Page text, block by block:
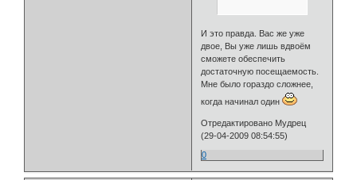
И это правда. Вас же уже
двое, Вы уже лишь вдвоём
сможете обеспечить
достаточную посещаемость.
Мне было гораздо сложнее,
когда начинал один
Отредактировано Мудрец
(29-04-2009 08:54:55)
0